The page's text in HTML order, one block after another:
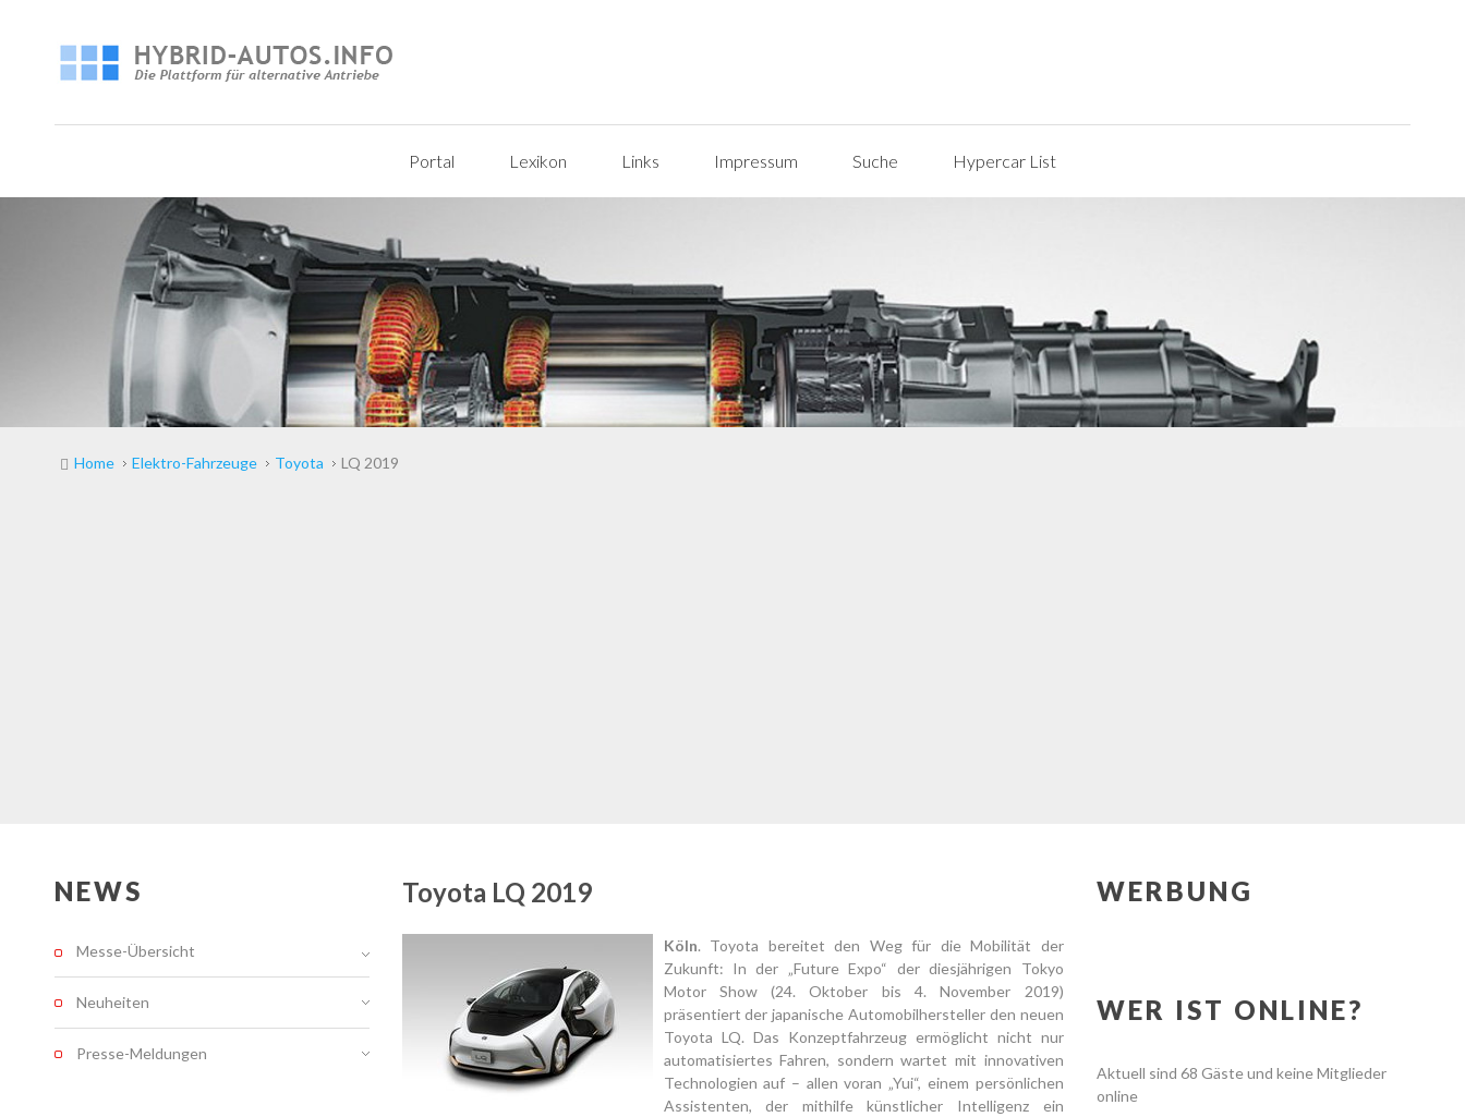
Portal Lexikon Links Impressum Suche Hypercar List
Home Elektro-Fahrzeuge Toyota LQ 2019
Toyota LQ 2019
Köln. Toyota bereitet den Weg für die Mobilität der
Zukunft: In der „Future Expo“ der diesjährigen Tokyo
Motor Show (24. Oktober bis 4. November 2019)
präsentiert der japanische Automobilhersteller den neuen
Toyota LQ. Das Konzeptfahrzeug ermöglicht nicht nur
automatisiertes Fahren, sondern wartet mit innovativen
Technologien auf – allen voran „Yui“, einem persönlichen
Assistenten, der mithilfe künstlicher Intelligenz ein
NEWS
Messe-Übersicht
Neuheiten
Presse-Meldungen
WERBUNG
WER IST ONLINE?
Aktuell sind 68 Gäste und keine Mitglieder
online